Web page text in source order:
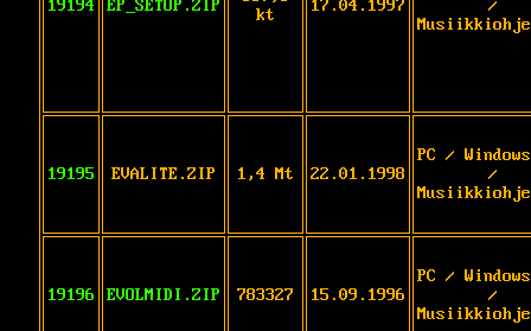
19194 EP_SETUP.ZIP
kt
17.04.1997
/
19195 EVALITE.ZIP 1,4 Mt 22.01.1998
PC /
/
19196 EVOLMIDI.ZIP 783327 15.09.1996
PC /
/